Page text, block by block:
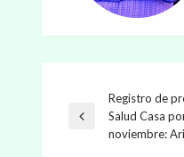
Entrada
anterior
Registro de
Salud Casa
noviembre: